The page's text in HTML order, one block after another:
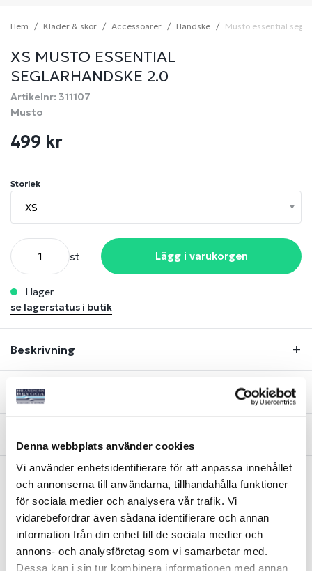
Denna webbplats använder cookies
Vi använder enhetsidentifierare för att anpassa innehållet
och annonserna till användarna, tillhandahålla funktioner
för sociala medier och analysera vår trafik. Vi
vidarebefordrar även sådana identifierare och annan
information från din enhet till de sociala medier och
annons- och analysföretag som vi samarbetar med.
Dessa kan i sin tur kombinera informationen med annan
Hem Kläder & skor Accessoarer Handske Musto essential
XS MUSTO ESSENTIAL
SEGLARHANDSKE 2.0
Artikelnr: 311107
Musto
499 kr
Storlek
st Lägg i varukorgen
i lager
se lagerstatus i butik
Beskrivning
Lagerstatus
Liknande produkter